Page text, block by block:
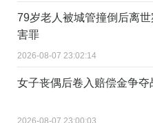
79岁老人被城管撞倒后离
害罪
2026-08-07 23:02:14
女子丧偶后卷入赔偿金争
2026-08-07 23:00:03